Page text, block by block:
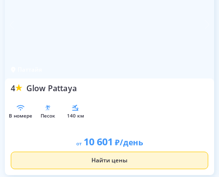
4 Glow Pattaya
в номере песок 140 км
от 10 601 /день
Найти цены